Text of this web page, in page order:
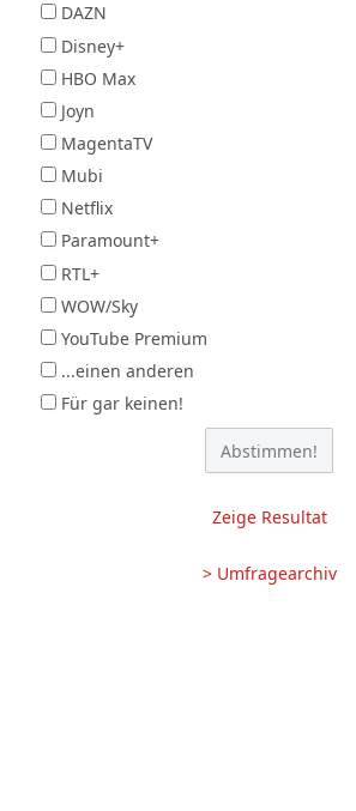
DAZN
Disney+
HBO Max
Joyn
MagentaTV
Mubi
Netflix
Paramount+
RTL+
WOW/Sky
YouTube Premium
...einen anderen
Für gar keinen!
Zeige Resultat
> Umfragearchiv